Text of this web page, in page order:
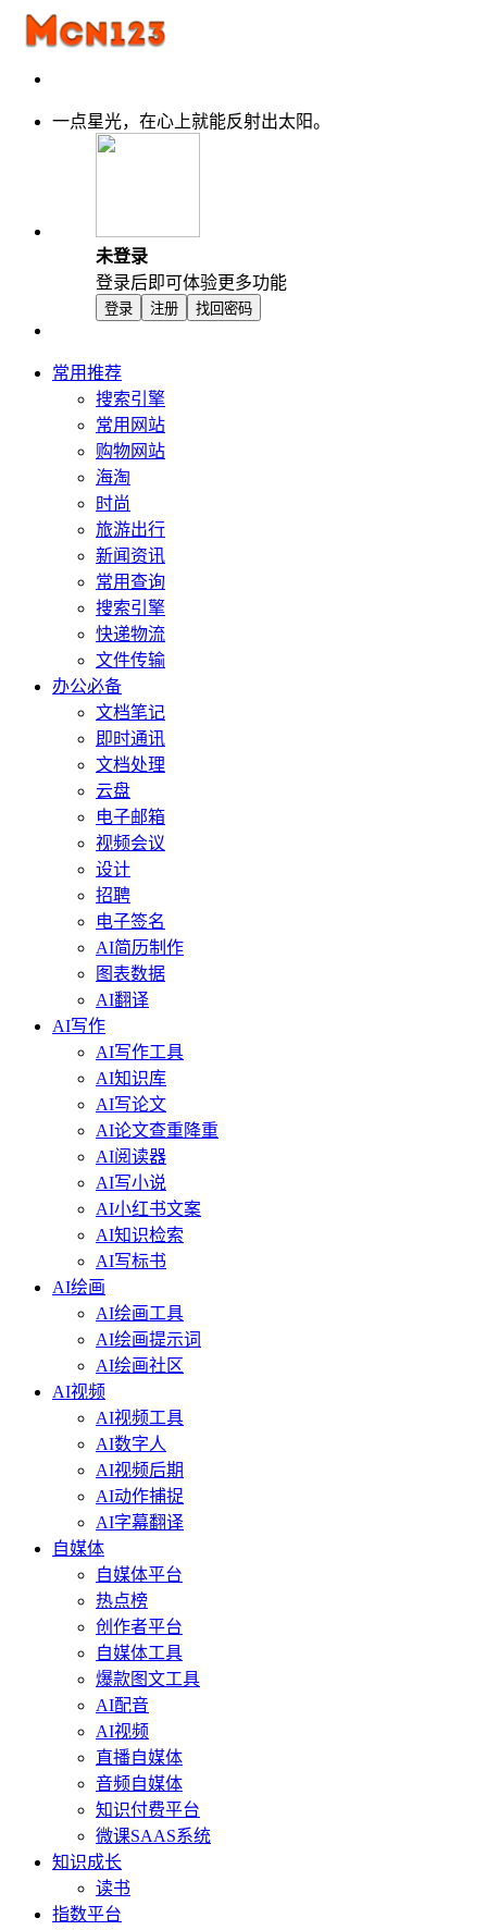
一点星光，在心上就能反射出太阳。
未登录
登录后即可体验更多功能
登录 注册 找回密码
常用推荐
搜索引擎
常用网站
购物网站
海淘
时尚
旅游出行
新闻资讯
常用查询
搜索引擎
快递物流
文件传输
办公必备
文档笔记
即时通讯
文档处理
云盘
电子邮箱
视频会议
设计
招聘
电子签名
AI简历制作
图表数据
AI翻译
AI写作
AI写作工具
AI知识库
AI写论文
AI论文查重降重
AI阅读器
AI写小说
AI小红书文案
AI知识检索
AI写标书
AI绘画
AI绘画工具
AI绘画提示词
AI绘画社区
AI视频
AI视频工具
AI数字人
AI视频后期
AI动作捕捉
AI字幕翻译
自媒体
自媒体平台
热点榜
创作者平台
自媒体工具
爆款图文工具
AI配音
AI视频
直播自媒体
音频自媒体
知识付费平台
微课SAAS系统
知识成长
读书
指数平台